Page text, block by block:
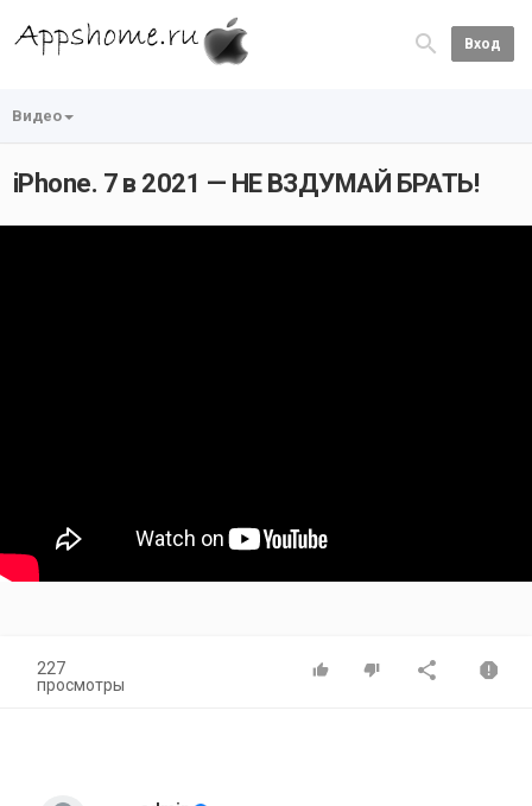
Вход
Видео
iPhone. 7 в 2021 — НЕ ВЗДУМАЙ БРАТЬ!
227
просмотры